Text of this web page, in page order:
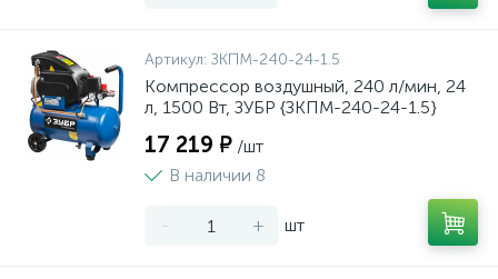
Артикул: ЗКПМ-240-24-1.5
Компрессор воздушный, 240 л/мин, 24
л, 1500 Вт, ЗУБР {ЗКПМ-240-24-1.5}
17 219 ₽ /шт
В наличии 8
- + шт